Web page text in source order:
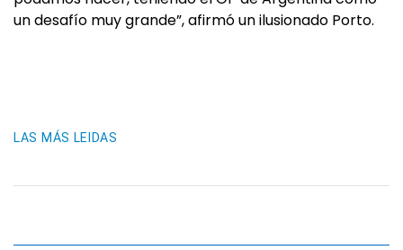
un desafío muy grande”, afirmó un ilusionado Porto.
LAS MÁS LEIDAS